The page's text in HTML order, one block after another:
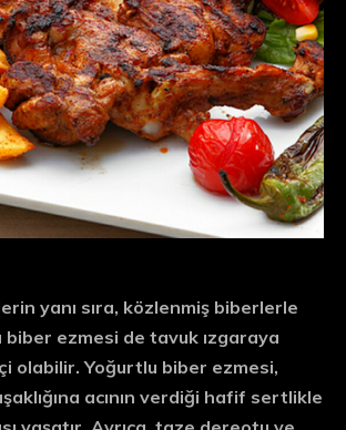
yanı sıra, közlenmiş biberlerle
biber ezmesi de tavuk ızgaraya
olabilir. Yoğurtlu biber ezmesi,
acının verdiği hafif sertlikle